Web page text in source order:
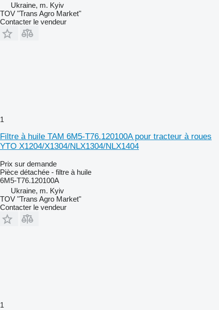
Ukraine, m. Kyiv
TOV "Trans Agro Market"
Contacter le vendeur
1
Filtre à huile TAM 6M5-T76.120100A pour tracteur à roues
YTO X1204/X1304/NLX1304/NLX1404
Prix sur demande
Pièce détachée - filtre à huile
6M5-T76.120100A
Ukraine, m. Kyiv
TOV "Trans Agro Market"
Contacter le vendeur
1